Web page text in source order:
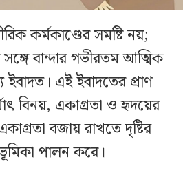
কর্মকাণ্ডের সমষ্টি নয়;
বান্দার গভীরতম আত্মিক
এই ইবাদতের প্রাণ
একাগ্রতা ও হৃদয়ের
বজায় রাখতে দৃষ্টির
পালন করে।